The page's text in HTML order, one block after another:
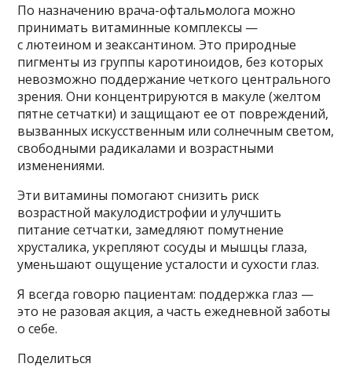
По назначению врача-офтальмолога можно
принимать витаминные комплексы —
с лютеином и зеаксантином. Это природные
пигменты из группы каротиноидов, без которых
невозможно поддержание четкого центрального
зрения. Они концентрируются в макуле (желтом
пятне сетчатки) и защищают ее от повреждений,
вызванных искусственным или солнечным светом,
свободными радикалами и возрастными
изменениями.
Эти витамины помогают снизить риск
возрастной макулодистрофии и улучшить
питание сетчатки, замедляют помутнение
хрусталика, укрепляют сосуды и мышцы глаза,
уменьшают ощущение усталости и сухости глаз.
Я всегда говорю пациентам: поддержка глаз —
это не разовая акция, а часть ежедневной заботы
о себе.
Поделиться